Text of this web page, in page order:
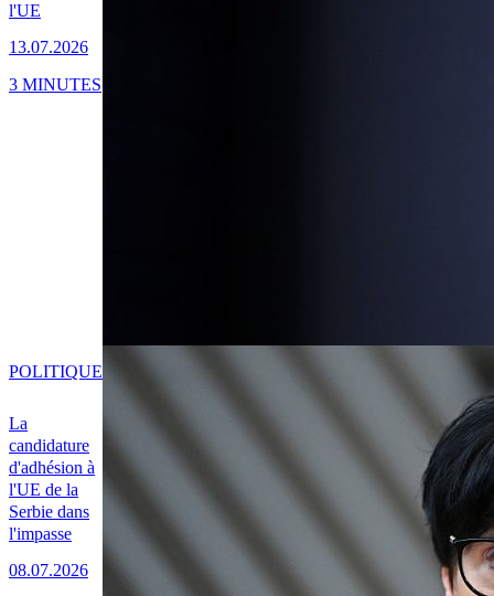
l'UE
13.07.2026
3 MINUTES
La
candidature
d'adhésion à
l'UE de la
Serbie dans
l'impasse
08.07.2026
POLITIQUE